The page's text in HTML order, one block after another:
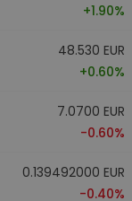
+1.90%
48.530 EUR
+0.60%
7.0700 EUR
-0.60%
0.139492000 EUR
-0.40%